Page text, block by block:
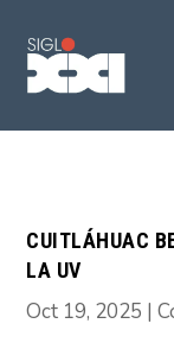
CUITLÁHUAC
LA UV
Oct 19, 2025 |